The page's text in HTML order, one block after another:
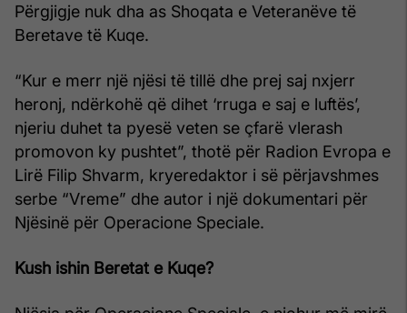
Përgjigje nuk dha as Shoqata e Veteranëve të
Beretave të Kuqe.
“Kur e merr një njësi të tillë dhe prej saj nxjerr
heronj, ndërkohë që dihet ‘rruga e saj e luftës’,
njeriu duhet ta pyesë veten se çfarë vlerash
promovon ky pushtet”, thotë për Radion Evropa e
Lirë Filip Shvarm, kryeredaktor i së përjavshmes
serbe “Vreme” dhe autor i një dokumentari për
Njësinë për Operacione Speciale.
Kush ishin Beretat e Kuqe?